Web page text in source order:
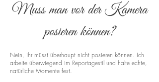
Muss man vor der Kamera
posieren können?
Nein, ihr müsst überhaupt nicht posieren können. Ich
arbeite überwiegend im Reportagestil und halte echte,
natürliche Momente fest.